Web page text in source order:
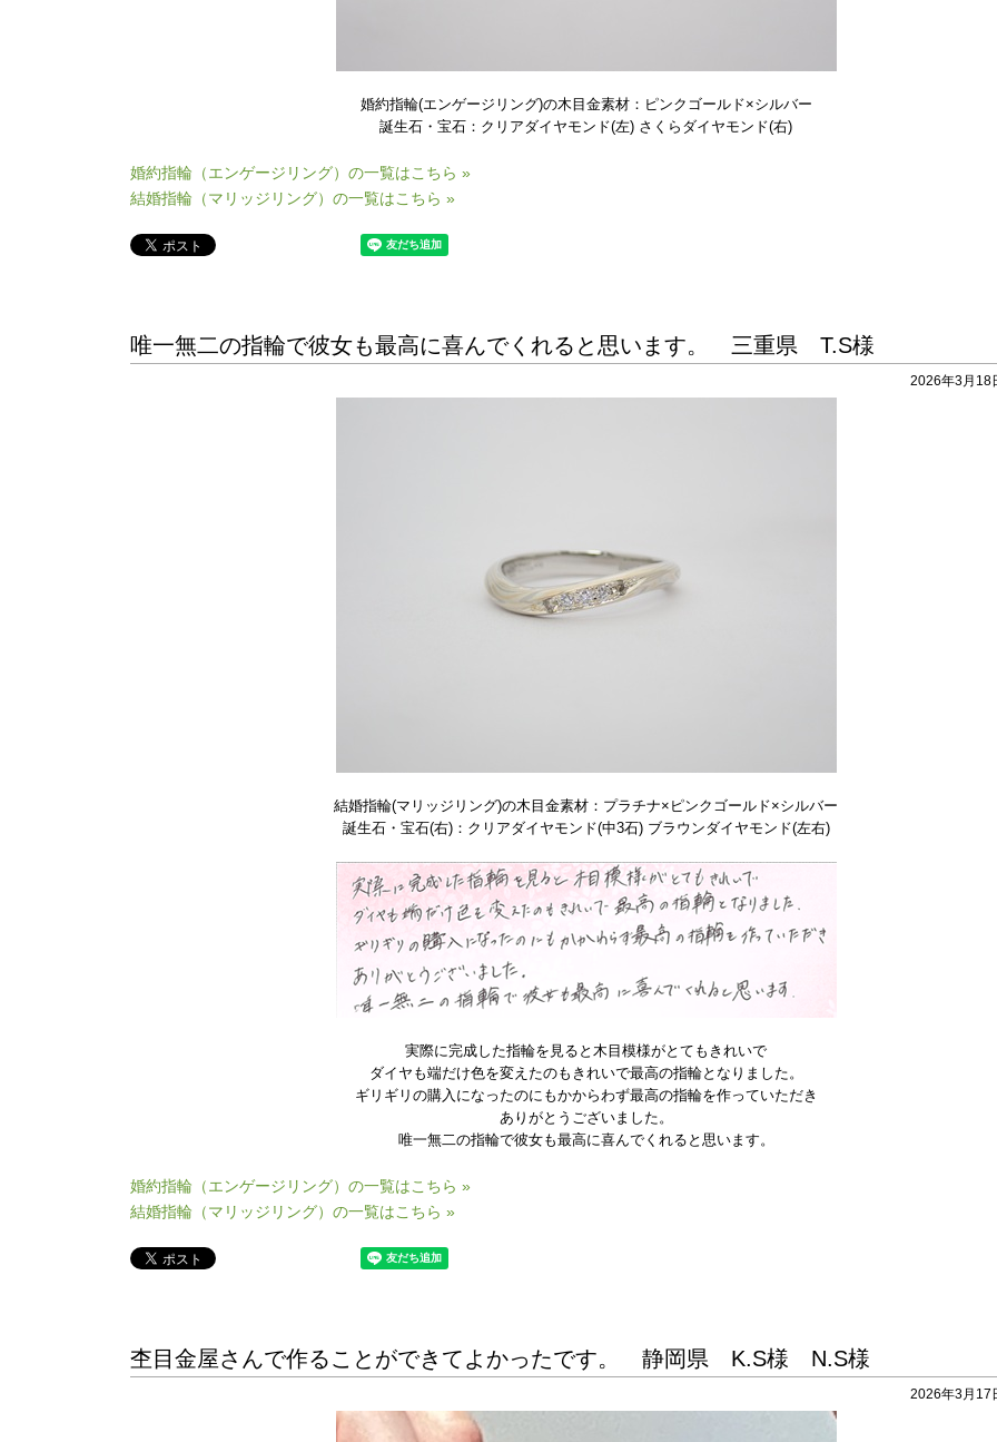
婚約指輪(エンゲージリング)の木目金素材：ピンクゴールド×シルバー
誕生石・宝石：クリアダイヤモンド(左) さくらダイヤモンド(右)
婚約指輪（エンゲージリング）の一覧はこちら »
結婚指輪（マリッジリング）の一覧はこちら »
唯一無二の指輪で彼女も最高に喜んでくれると思います。 三重県 T.S様
2026年3月18
結婚指輪(マリッジリング)の木目金素材：プラチナ×ピンクゴールド×シルバー
誕生石・宝石(右)：クリアダイヤモンド(中3石) ブラウンダイヤモンド(左右)
実際に完成した指輪を見ると木目模様がとてもきれいで
ダイヤも端だけ色を変えたのもきれいで最高の指輪となりました。
ギリギリの購入になったのにもかからわず最高の指輪を作っていただき
ありがとうございました。
唯一無二の指輪で彼女も最高に喜んでくれると思います。
婚約指輪（エンゲージリング）の一覧はこちら »
結婚指輪（マリッジリング）の一覧はこちら »
杢目金屋さんで作ることができてよかったです。 静岡県 K.S様 N.S様
2026年3月17